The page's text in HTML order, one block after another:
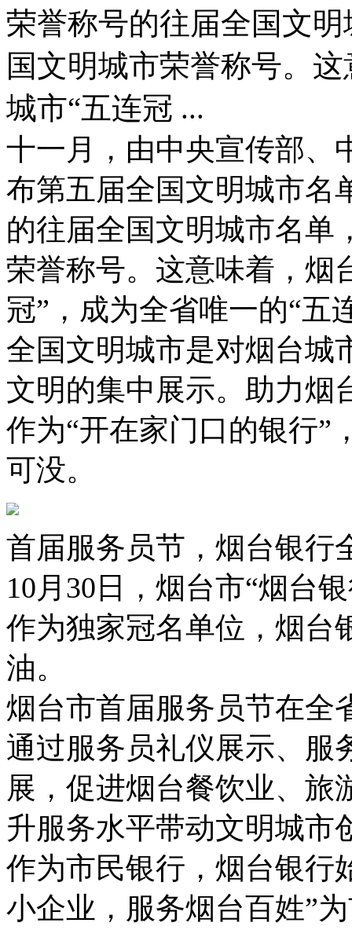
荣誉称号的往届全国文
国文明城市荣誉称号。
城市“五连冠 ...
十一月，由中央宣传部、
布第五届全国文明城市名
的往届全国文明城市名单
荣誉称号。这意味着，烟
冠”，成为全省唯一的“五
全国文明城市是对烟台城
文明的集中展示。助力烟
作为“开在家门口的银行”
可没。
首届服务员节，烟台银行
10月30日，烟台市“烟台
作为独家冠名单位，烟台
油。
烟台市首届服务员节在全
通过服务员礼仪展示、服
展，促进烟台餐饮业、旅
升服务水平带动文明城市
作为市民银行，烟台银行
小企业，服务烟台百姓”